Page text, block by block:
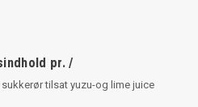
pr. /
tilsat yuzu-og lime juice